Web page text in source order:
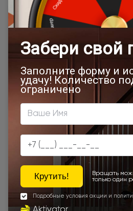
Товар относится к
Межкомнатные
700x1900 900x2000 Двери
900x2200
900x1900 800x2100
900x2300 900x2400
Наши преимущества